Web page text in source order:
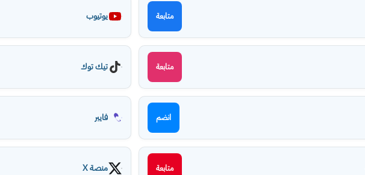
متابعة يوتيوب
متابعة تيك توك
انضم فايبر
متابعة منصة X